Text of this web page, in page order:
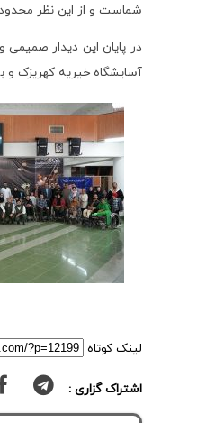
شماست و از این نظر
در پایان این دیدار
آسایشگاه خیریه کهریزک و به همت نیکوکاران در سال
لینک کوتاه
اشتراک گزاری :